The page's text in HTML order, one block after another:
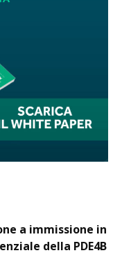
a immissione in
della PDE4B